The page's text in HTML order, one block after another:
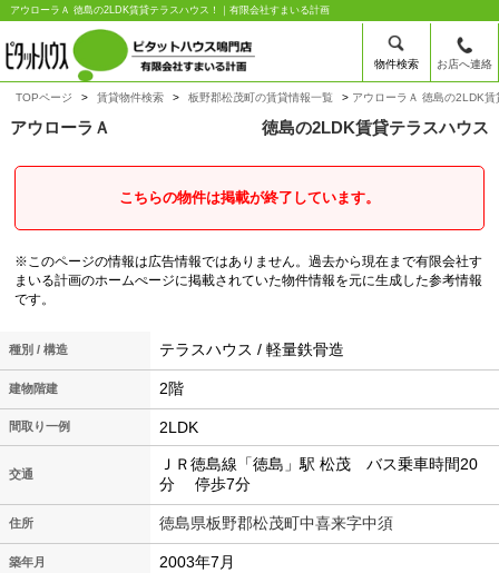
物件検索 お店へ連絡
アウローラＡ 徳島の2LDK賃貸テラスハウス！｜有限会社すまいる計画
TOPページ 賃貸物件検索 板野郡松茂町の賃貸情報一覧 アウローラＡ 徳島の2LDK賃
アウローラＡ 徳島の2LDK賃貸テラスハウス
こちらの物件は掲載が終了しています。
※このページの情報は広告情報ではありません。過去から現在まで有限会社す
まいる計画のホームぺージに掲載されていた物件情報を元に生成した参考情報
です。
種別 / 構造 テラスハウス / 軽量鉄骨造
建物階建 2階
間取り一例 2LDK
交通
ＪＲ徳島線「徳島」駅 松茂 バス乗車時間20
分 停歩7分
住所 徳島県板野郡松茂町中喜来字中須
築年月 2003年7月